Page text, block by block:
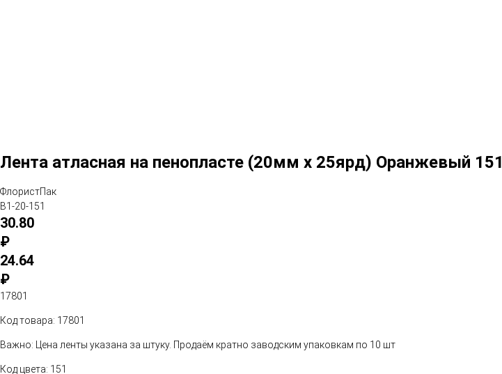
Лента атласная на пенопласте (20мм х 25ярд) Оранжевый 151
ФлористПак
B1-20-151
30.80
₽
24.64
₽
17801
Код товара: 17801
Важно: Цена ленты указана за штуку. Продаём кратно заводским упаковкам по 10 шт
Код цвета: 151